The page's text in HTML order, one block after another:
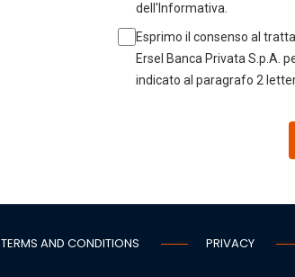
dell'Informativa.
Esprimo il consenso al
Ersel Banca Privata S.p.A.
indicato al paragrafo 2
TERMS AND CONDITIONS PRIVACY